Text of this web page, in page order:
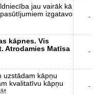
jau vairāk kā
izgatavo
-
kāpnes. Vis
Atrodamies Matīsa
-
uzstādam kāpņu
kvalitatīvu kāpņu
-